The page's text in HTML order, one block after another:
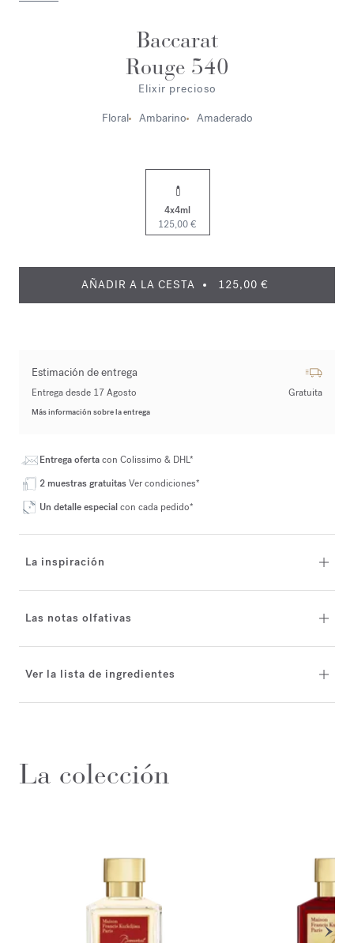
Baccarat
Rouge 540
Elixir precioso
Floral
Ambarino Amaderado
4x4ml
125,00 €
AÑADIR A LA CESTA 125,00 €
Estimación de entrega
Entrega desde 17 Agosto Gratuita
Más información sobre la entrega
Entrega ofertacon Colissimo & DHL*
2 muestras gratuitasVer condiciones*
Un detalle especialcon cada pedido*
La inspiración
Las notas olfativas
Ver la lista de ingredientes
La colección